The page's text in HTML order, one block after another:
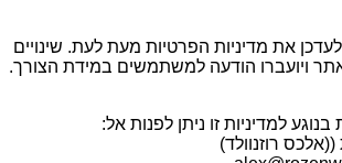
את מדיניות הפרטיות מעת לעת. שינויים
ויועברו הודעה למשתמשים במידת הצורך.
רוזנוולד)